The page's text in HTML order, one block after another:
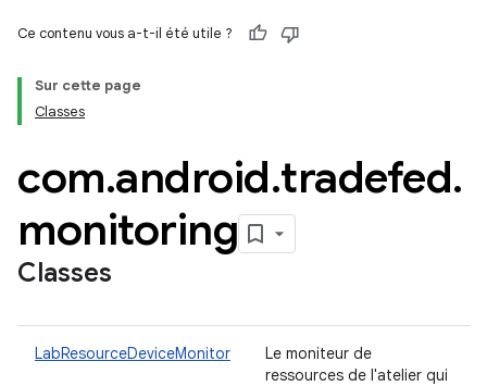
Ce contenu vous a-t-il été utile ?
Sur cette page
Classes
com.android.tradefed.
monitoring
Classes
LabResourceDeviceMonitor
Le moniteur de
ressources de l'atelier qui